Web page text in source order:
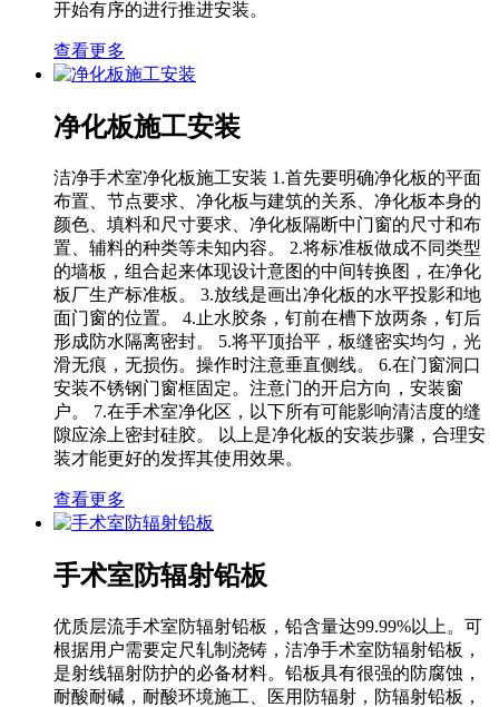
开始有序的进行推进安装。
查看更多
净化板施工安装
洁净手术室净化板施工安装 1.首先要明确净化板的平面
布置、节点要求、净化板与建筑的关系、净化板本身的
颜色、填料和尺寸要求、净化板隔断中门窗的尺寸和布
置、辅料的种类等未知内容。 2.将标准板做成不同类型
的墙板，组合起来体现设计意图的中间转换图，在净化
板厂生产标准板。 3.放线是画出净化板的水平投影和地
面门窗的位置。 4.止水胶条，钉前在槽下放两条，钉后
形成防水隔离密封。 5.将平顶抬平，板缝密实均匀，光
滑无痕，无损伤。操作时注意垂直侧线。 6.在门窗洞口
安装不锈钢门窗框固定。注意门的开启方向，安装窗
户。 7.在手术室净化区，以下所有可能影响清洁度的缝
隙应涂上密封硅胶。 以上是净化板的安装步骤，合理安
装才能更好的发挥其使用效果。
查看更多
手术室防辐射铅板
优质层流手术室防辐射铅板，铅含量达99.99%以上。可
根据用户需要定尺轧制浇铸，洁净手术室防辐射铅板，
是射线辐射防护的必备材料。铅板具有很强的防腐蚀，
耐酸耐碱，耐酸环境施工、医用防辐射，防辐射铅板，